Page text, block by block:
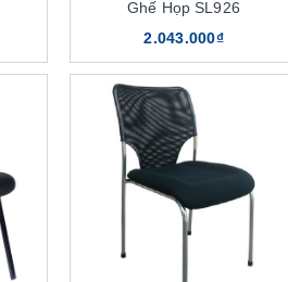
Ghế Họp SL926
2.043.000₫